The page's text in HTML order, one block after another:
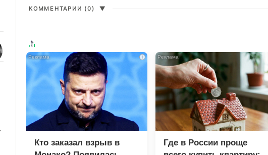
КОММЕНТАРИИ (0) ▼
i
Кто заказал взрыв в
Где в России проще